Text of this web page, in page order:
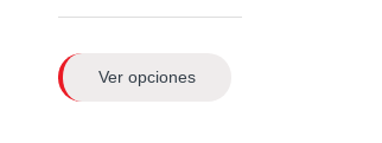
Ver opciones